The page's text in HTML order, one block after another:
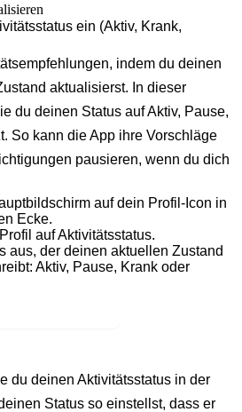
ein (Aktiv, Krank,
indem du deinen
aktualisierst. In dieser
du deinen Status auf Aktiv, Pause,
So kann die App ihre Vorschläge
pausieren, wenn du dich
auf dein Profil-Icon in
Ecke.
aufAktivitätsstatus.
aus, der deinen aktuellen Zustand
Aktiv, Pause, Krank oder
du deinen Aktivitätsstatus in der
Status so einstellst, dass er